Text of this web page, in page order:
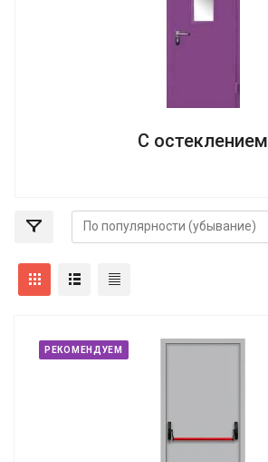
С остеклением
РЕКОМЕНДУЕМ